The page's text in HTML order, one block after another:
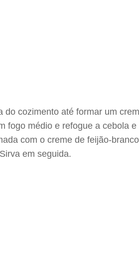
cozimento até formar um
médio e refogue a cebola
com o creme de feijão-
em seguida.